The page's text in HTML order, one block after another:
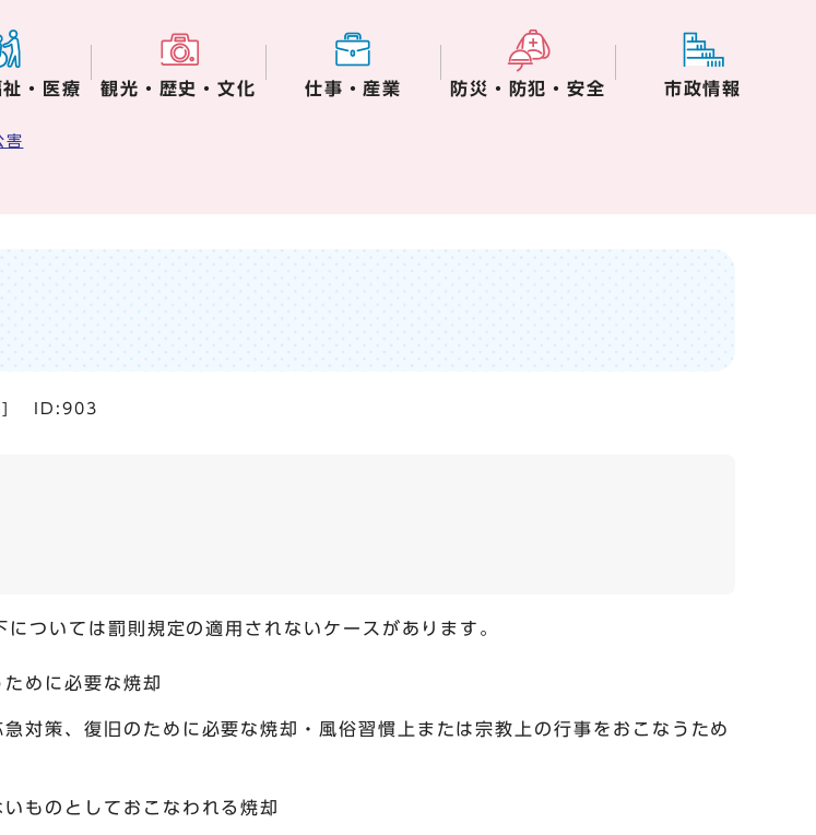
・医療 観光・歴史・文化 仕事・産業 防災・防犯・安全 市政情報
害
ID:903
ついては罰則規定の適用されないケースがあります。
めに必要な焼却
対策、復旧のために必要な焼却・風俗習慣上または宗教上の行事をおこなうため
ものとしておこなわれる焼却